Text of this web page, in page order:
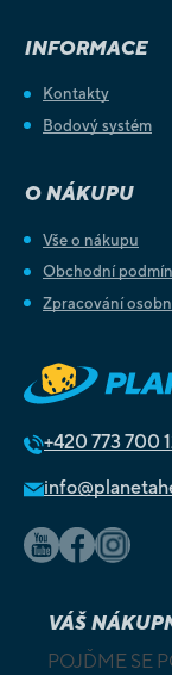
INFORMACE
Kontakty
Bodový systém
O NÁKUPU
Vše o nákupu
Obchodní
Zpracování
+420 773 700
VÁŠ
POJĎME SE